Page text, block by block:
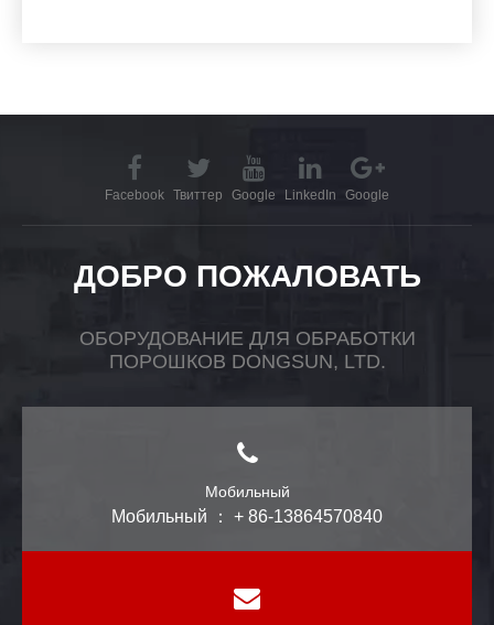
Facebook Твиттер Google LinkedIn Google
ДОБРО ПОЖАЛОВАТЬ
ОБОРУДОВАНИЕ ДЛЯ ОБРАБОТКИ
ПОРОШКОВ DONGSUN, LTD.
Мобильный
Мобильный ： + 86-13864570840